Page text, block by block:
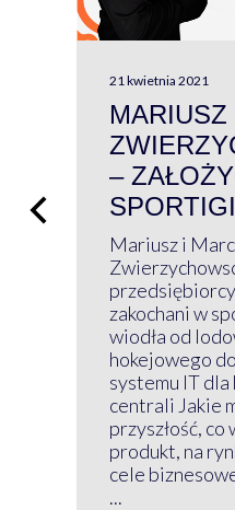
21 kwietnia 2021
–
Mariusz i
zakochani w
wiodła od
hokejowego
systemu IT
centrali Jakie
przyszłość, co
produkt, na
cele
...